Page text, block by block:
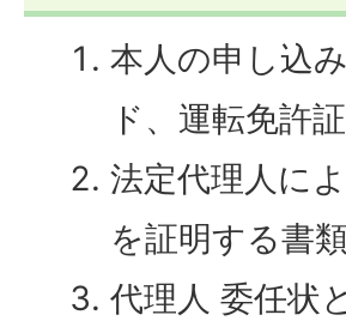
本人の申し込
ド、運転免許
法定代理人に
を証明する書
代理人 委任状